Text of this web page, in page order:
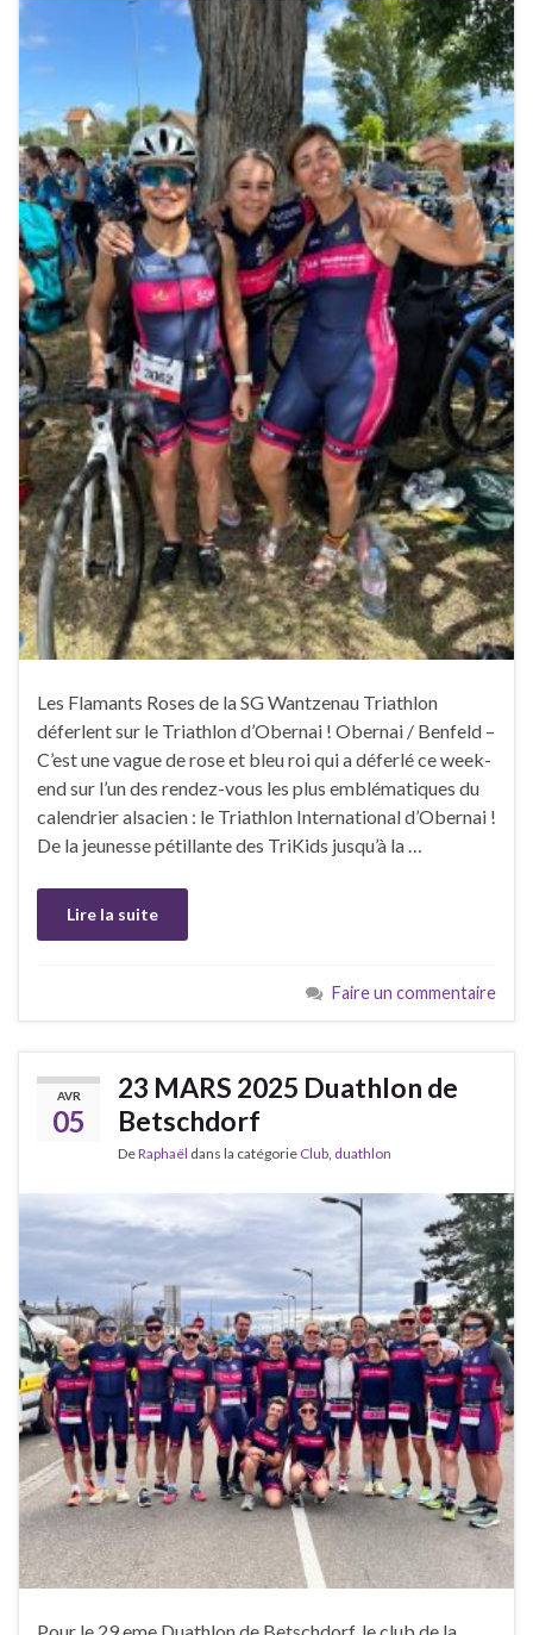
Les Flamants Roses de la SG Wantzenau Triathlon
déferlent sur le Triathlon d’Obernai ! Obernai / Benfeld –
C’est une vague de rose et bleu roi qui a déferlé ce week-
end sur l’un des rendez-vous les plus emblématiques du
calendrier alsacien : le Triathlon International d’Obernai !
De la jeunesse pétillante des TriKids jusqu’à la …
Lire la suite
Faire un commentaire
AVR
05
23 MARS 2025 Duathlon de
Betschdorf
DeRaphaël dans la catégorie Club duathlon